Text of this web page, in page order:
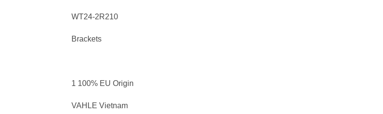
WT24-2R210
Brackets
1 100% EU Origin
VAHLE Vietnam